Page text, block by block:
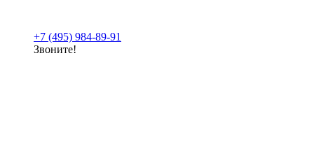
+7 (495) 984-89-91
Звоните!